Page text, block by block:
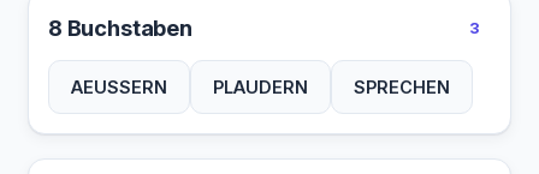
8 Buchstaben 3
AEUSSERN PLAUDERN SPRECHEN